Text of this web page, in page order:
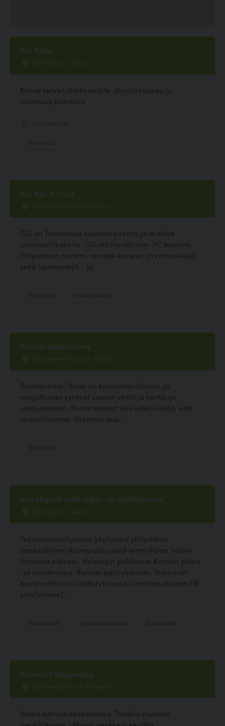
Fat Bulls
Eerikinkatu 8, Turku
Koirat tervetulleita sisälle. Hyvää ruokaa ja
loistavaa palvelua
GG Bar & Cafe
Pormestarinkatu 14, Porvoo
GG on Porvoossa sijaitseva rento ja leikkisä
pelibaari/kahvila. GG:stä löydät mm. PC koneita,
Playstation nurkan, arcade-koneen ja retropelejä,
sekä lautapelejä... Ja...
Roudaribaari Ihme
Kaisaniemenkatu 3A, Helsinki
Roudaribaari Ihme on koiraystävällinen, ja
nelijalkaiset ystävät saavat vettä ja herkkuja
saapuessaan. Koirat saavat olla sekä sisällä, että
terassillamme. Olemme auki...
Koirahotelli sekä leikki -ja agilitypuisto
Rohkatie 20, Helsinki
Tekonurmipohjainen yksityisen ylläpitämä
(maksullinen) koirapuisto sekä lemmikkien hoitoa
tarjoava palvelu. Helsingin pakilassa. Koirien päivä
-ja lomahoitoa. Runsas agilitykalusto. Vakituiset
koiratreffit to/su kokoryhmissä (ilmoittaudutaan FB-
sivullemme)....
Kahvila Pikkupeikko
Näsilinnankatu 19, Tampere
Ihana kahvila keskustassa. Todella mukava